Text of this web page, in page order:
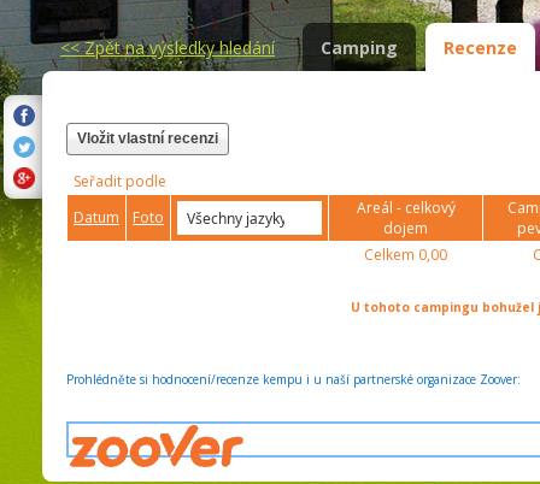
<<Zpět na výsledky hledání Camping Recenze
Vložit vlastní recenzi
Seřadit podle
Datum
Foto
Areál - celkový
dojem
Celkem 0,00
U tohoto campingu
Prohlédněte si hodnocení/recenze kempu i u naší partnerské organizace Zoover: